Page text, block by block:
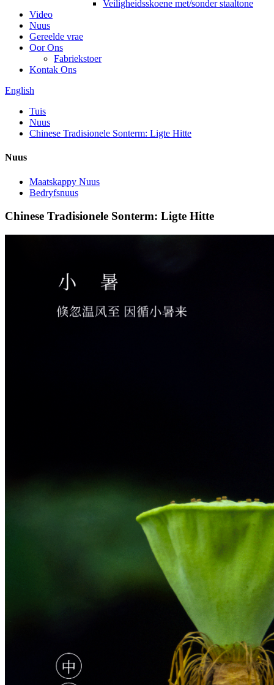
Veiligheidsskoene met/sonder staaltone
Video
Nuus
Gereelde vrae
Oor Ons
Fabriekstoer
Kontak Ons
English
Tuis
Nuus
Chinese Tradisionele Sonterm: Ligte Hitte
Nuus
Maatskappy Nuus
Bedryfsnuus
Chinese Tradisionele Sonterm: Ligte Hitte